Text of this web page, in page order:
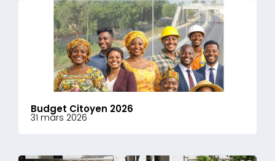
Budget Citoyen 2026
31 mars 2026